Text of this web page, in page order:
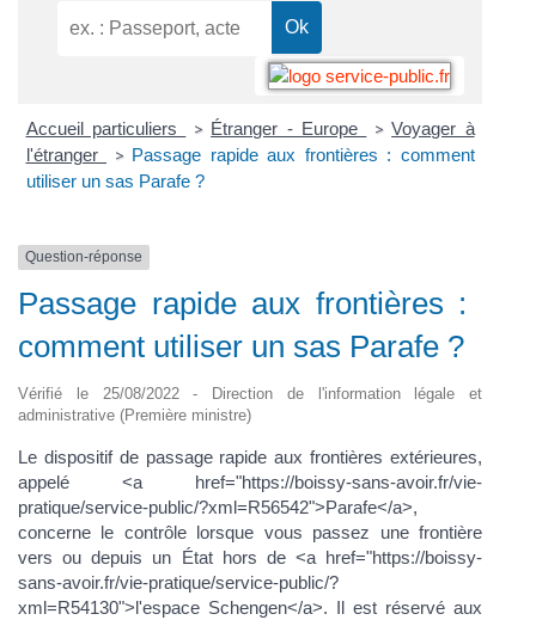
Accueil particuliers > Étranger - Europe > Voyager à
l'étranger
> Passage rapide aux frontières : comment
utiliser un sas Parafe ?
Question-réponse
Passage rapide aux frontières :
comment utiliser un sas Parafe ?
Vérifié le 25/08/2022 - Direction de l'information légale et
administrative (Première ministre)
Le dispositif de passage rapide aux frontières extérieures,
appelé <a href="https://boissy-sans-avoir.fr/vie-
pratique/service-public/?xml=R56542">Parafe</a>,
concerne le contrôle lorsque vous passez une frontière
vers ou depuis un État hors de <a href="https://boissy-
sans-avoir.fr/vie-pratique/service-public/?
xml=R54130">l'espace Schengen</a>. Il est réservé aux